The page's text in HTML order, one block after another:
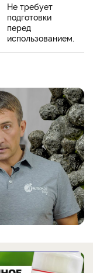
Не требует
подготовки
перед
использованием.